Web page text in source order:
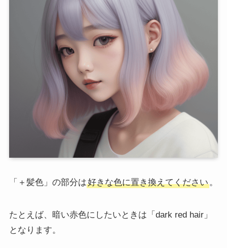
「＋髪色」の部分は好きな色に置き換えてください。
たとえば、暗い赤色にしたいときは「dark red hair」
となります。